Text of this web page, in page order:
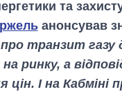
та
анонсував
транзит газу
ринку, а
цін. І на Кабміні